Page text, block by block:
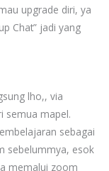
upgrade diri, ya
Chat” jadi yang
lho,, via
semua mapel.
sebagai
sebelummya, esok
memalui zoom